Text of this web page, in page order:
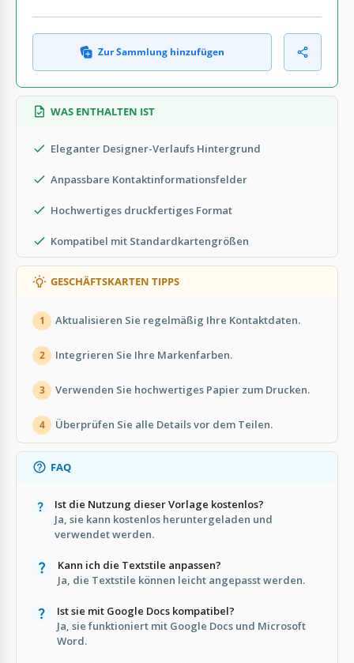
Zur Sammlung hinzufügen
WAS ENTHALTEN IST
Eleganter Designer-Verlaufs Hintergrund
Anpassbare Kontaktinformationsfelder
Hochwertiges druckfertiges Format
Kompatibel mit Standardkartengrößen
GESCHÄFTSKARTEN TIPPS
1 Aktualisieren Sie regelmäßig Ihre Kontaktdaten.
2 Integrieren Sie Ihre Markenfarben.
3 Verwenden Sie hochwertiges Papier zum Drucken.
4 Überprüfen Sie alle Details vor dem Teilen.
FAQ
Ist die Nutzung dieser Vorlage kostenlos?
Ja, sie kann kostenlos heruntergeladen und
verwendet werden.
Kann ich die Textstile anpassen?
Ja, die Textstile können leicht angepasst werden.
Ist sie mit Google Docs kompatibel?
Ja, sie funktioniert mit Google Docs und Microsoft
Word.